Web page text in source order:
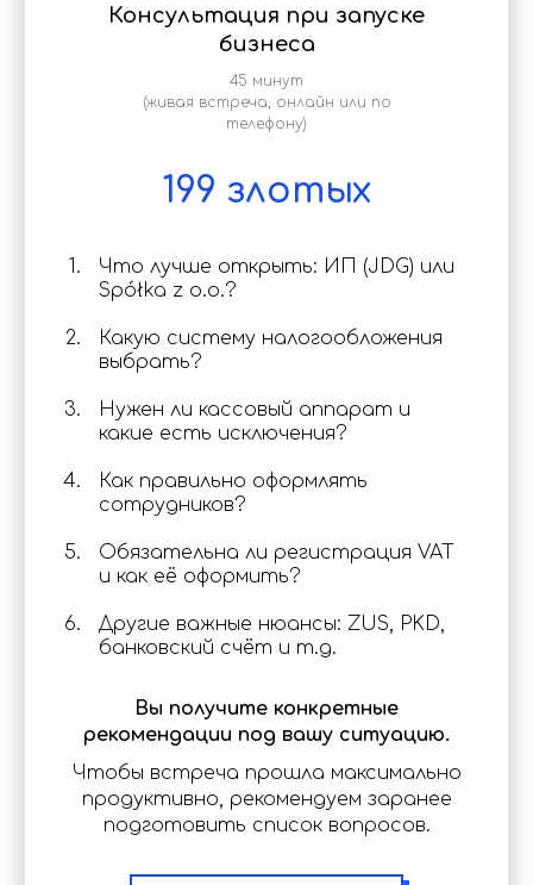
Консультация при запуске
бизнеса
45 минут
(живая встреча, онлайн или по
телефону)
199 злотых
Что лучше открыть: ИП (JDG) или
Spółka z o.o.?
Какую систему налогообложения
выбрать?
Нужен ли кассовый аппарат и
какие есть исключения?
Как правильно оформлять
сотрудников?
Обязательна ли регистрация VAT
и как её оформить?
Другие важные нюансы: ZUS, PKD,
банковский счёт и т.д.
Вы получите конкретные
рекомендации под вашу ситуацию.
Чтобы встреча прошла максимально
продуктивно, рекомендуем заранее
подготовить список вопросов.